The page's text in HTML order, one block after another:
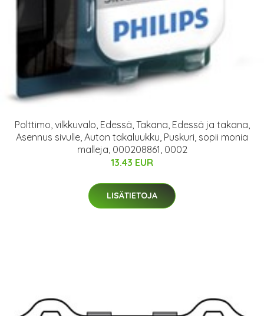
Polttimo, vilkkuvalo, Edessä, Takana, Edessä ja takana,
Asennus sivulle, Auton takaluukku, Puskuri, sopii monia
malleja, 000208861, 0002
13.43 EUR
LISÄTIETOJA